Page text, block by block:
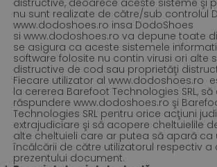
nu sunt realizate de către/sub controlul
www.dodoshoes.ro insa DodoShoes
si www.dodoshoes.ro va depune toate
se asigura ca aceste sistemele
software folosite nu contin virusi ori alte
distructive de cod sau proprietăţi
Fiecare utilizator al www.dodoshoes.ro
la cererea Barefoot Technologies SRL,
răspundere www.dodoshoes.ro şi
Technologies SRL pentru orice acţiuni
extrajudiciare şi să acopere cheltuielile
alte cheltuieli care ar putea să apară ca
încălcării de către utilizatorul respectiv a
prezentului document.